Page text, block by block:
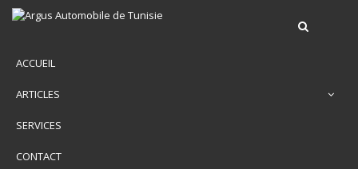
ACCUEIL
ARTICLES
SERVICES
CONTACT